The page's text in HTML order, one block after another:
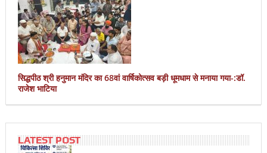
सिद्धपीठ श्री हनुमान मंदिर का 68वां वार्षिकोत्सव बड़ी धूमधाम से मनाया गया-:डॉ.
राजेश भाटिया
LATEST POST